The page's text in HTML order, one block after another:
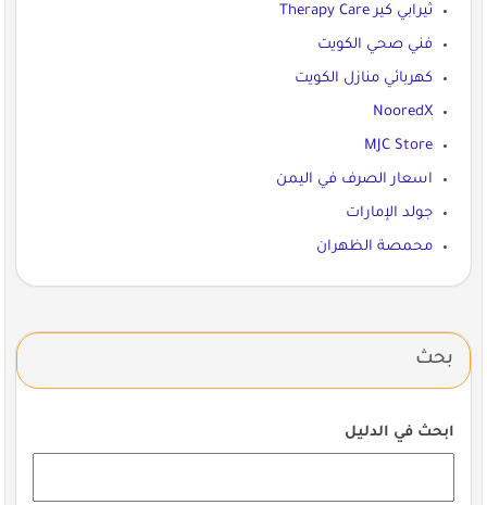
ثيرابي كير Therapy Care
فني صحي الكويت
كهربائي منازل الكويت
NooredX
MJC Store
اسعار الصرف في اليمن
جولد الإمارات
محمصة الظهران
بحث
ابحث في الدليل